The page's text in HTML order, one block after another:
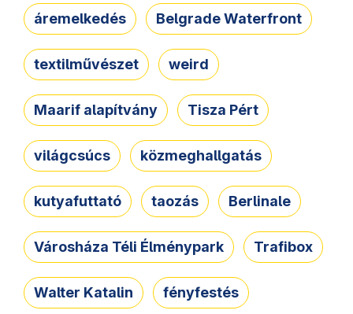
áremelkedés Belgrade Waterfront
textilművészet weird
Maarif alapítvány Tisza Pért
világcsúcs közmeghallgatás
kutyafuttató taozás Berlinale
Városháza Téli Élménypark Trafibox
Walter Katalin fényfestés